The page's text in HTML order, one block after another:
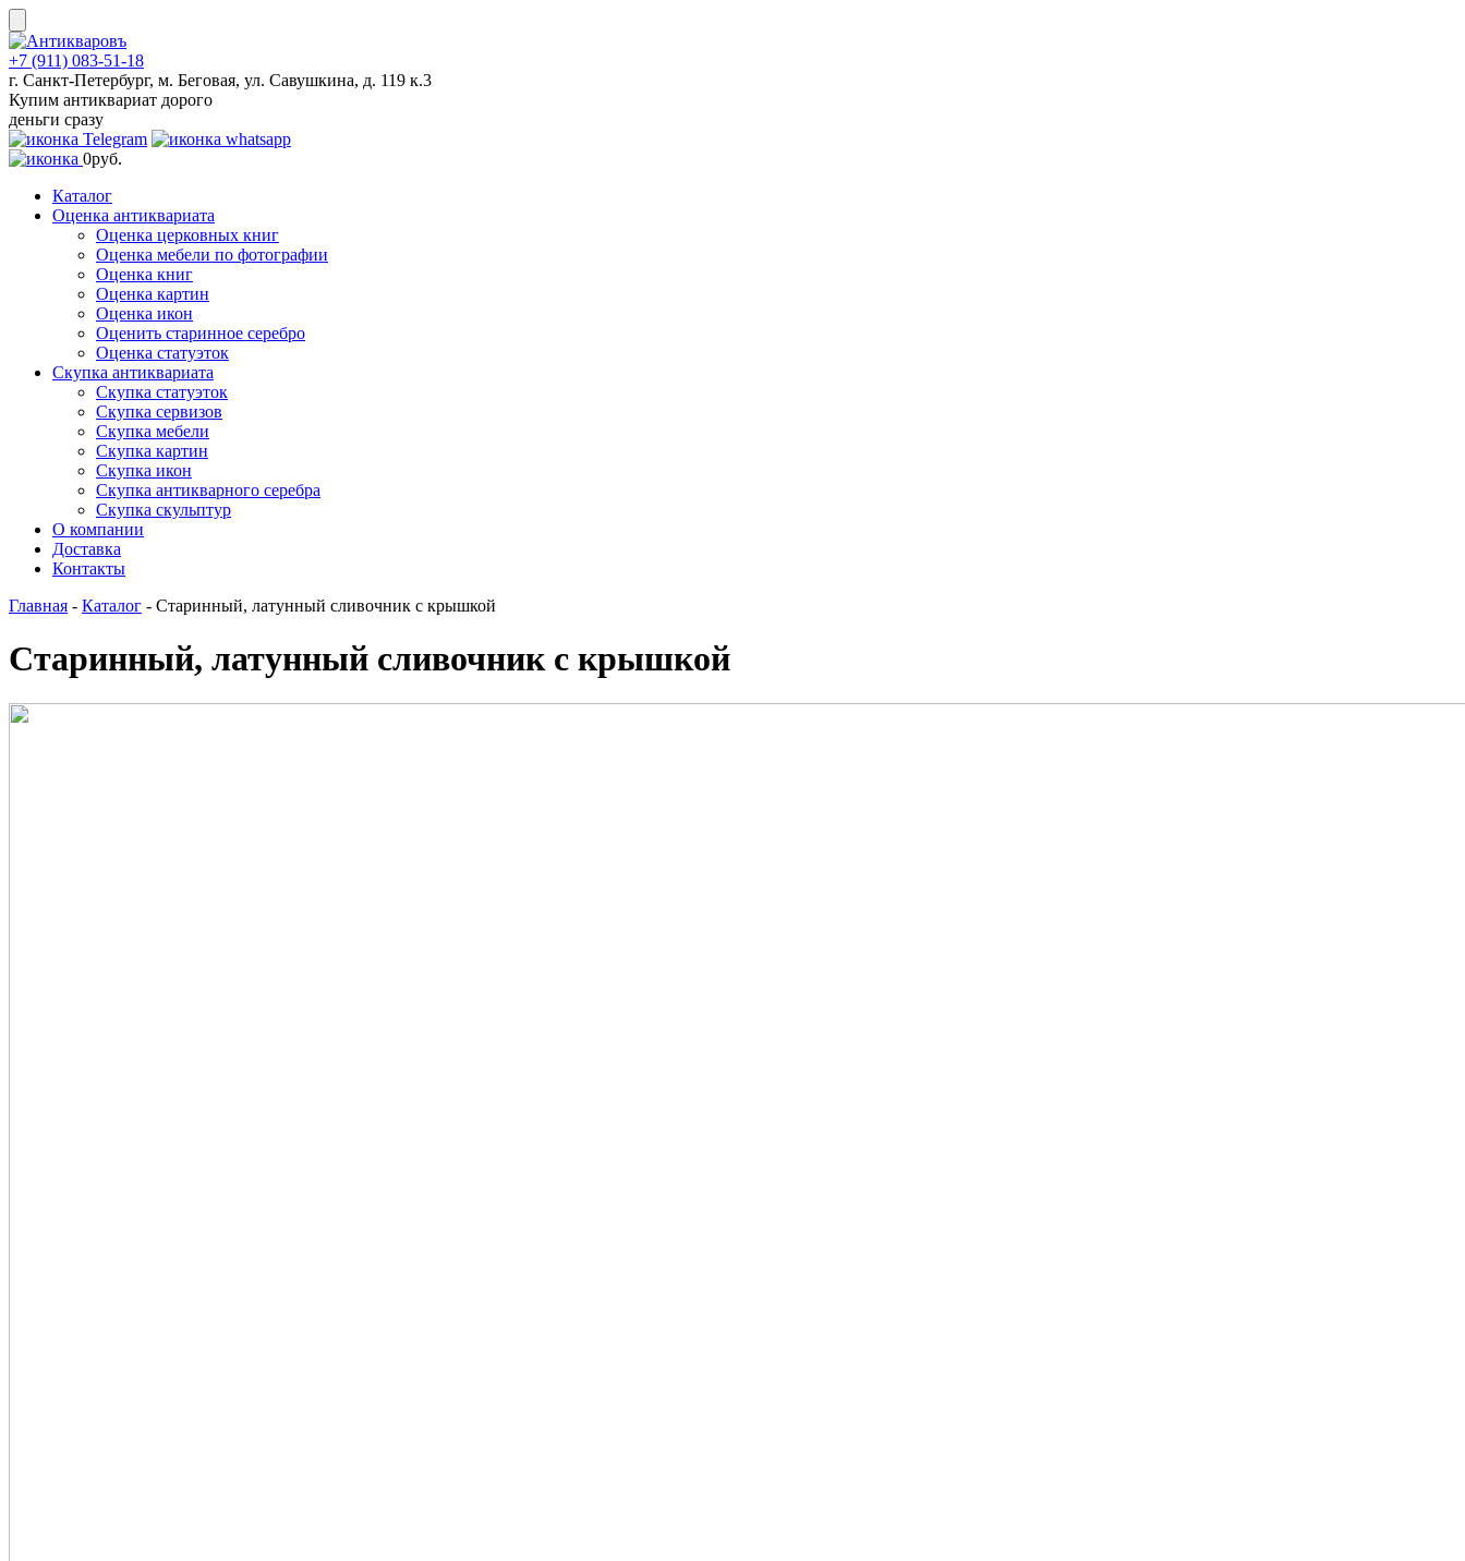
Skip
to
content
+7 (911) 083-51-18
г. Санкт-Петербург, м. Беговая, ул. Савушкина, д. 119 к.3
Купим антиквариат дорого
деньги сразу
0руб.
Каталог
Оценка антиквариата
Оценка церковных книг
Оценка мебели по фотографии
Оценка книг
Оценка картин
Оценка икон
Оценить старинное серебро
Оценка статуэток
Скупка антиквариата
Скупка статуэток
Скупка сервизов
Скупка мебели
Скупка картин
Скупка икон
Скупка антикварного серебра
Скупка скульптур
О компании
Доставка
Контакты
Главная - Каталог - Старинный, латунный сливочник с крышкой
Старинный, латунный сливочник с крышкой